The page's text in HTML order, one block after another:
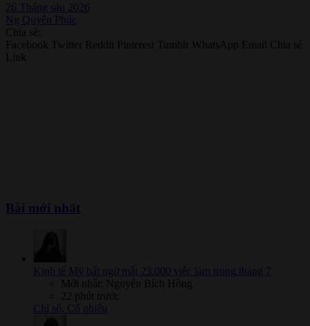
26 Tháng sáu 2026
Ng Quyên Phúc
Chia sẻ:
Facebook Twitter Reddit Pinterest Tumblr WhatsApp Email
Chia sẻ
Link
Bài mới nhất
Kinh tế Mỹ bất ngờ mất 23.000 việc làm trong tháng 7
Mới nhất: Nguyễn Bích Hồng
22 phút trước
Chỉ số, Cổ phiếu